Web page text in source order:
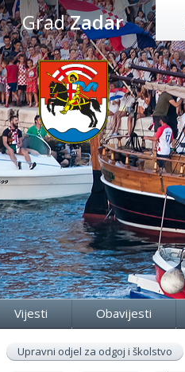
Preskoči
na
sadržaj
GradZadar
Vijesti Obavijesti
Upravni odjel za odgoj i školstvo